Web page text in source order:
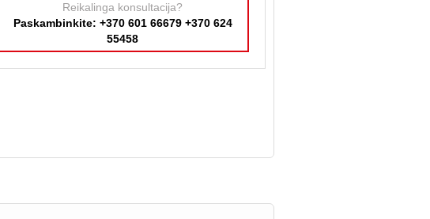
Reikalinga konsultacija?
Paskambinkite: +370 601 66679 +370 624
55458